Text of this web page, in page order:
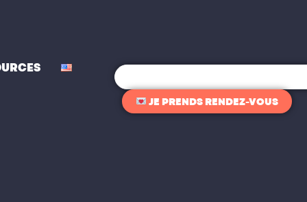
Rechercher
JE PRENDS RENDEZ-VOUS